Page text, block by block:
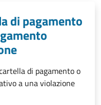
di pagamento
di pagamento o
a una violazione